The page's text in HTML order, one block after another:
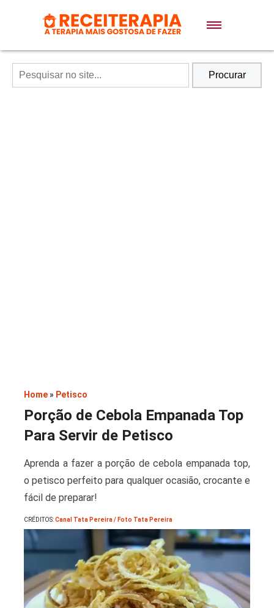
Doces e Sobremesas
Air Fryer
Procurar
Home » Petisco
Porção de Cebola Empanada Top
Para Servir de Petisco
Aprenda a fazer a porção de cebola empanada top,
o petisco perfeito para qualquer ocasião, crocante e
fácil de preparar!
CRÉDITOS:Canal Tata Pereira / Foto Tata Pereira